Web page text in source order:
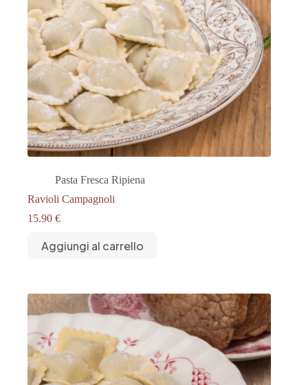
Pasta Fresca Ripiena
Ravioli Campagnoli
15.90 €
Aggiungi al carrello